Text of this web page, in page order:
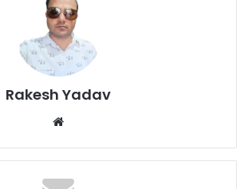
Rakesh Yadav
b
s